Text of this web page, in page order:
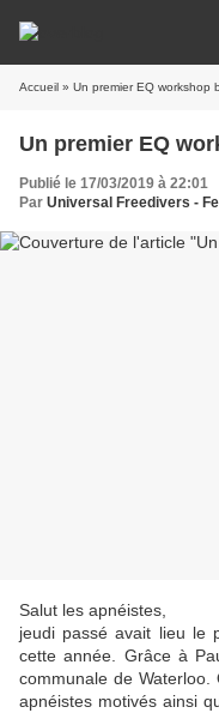
Accueil » Un premier EQ workshop
Un premier EQ
Publié le 17/03/2019 à 22:01
Par Universal Freedivers -
Salut les apnéistes,
jeudi passé avait lieu le
cette année. Grâce à
communale de
apnéistes motivés ainsi